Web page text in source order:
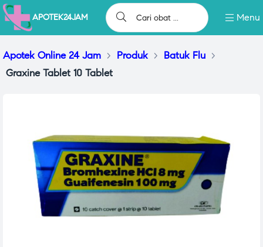
APOTEK24JAM Menu
Apotek Online 24 Jam > Produk > Batuk Flu >
Graxine Tablet 10 Tablet